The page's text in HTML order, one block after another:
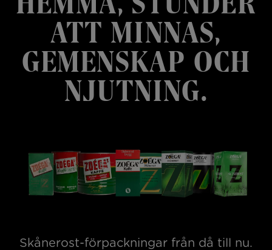
ATT MINNAS,
GEMENSKAP OCH
NJUTNING.
Skånerost-förpackningar från då till nu.